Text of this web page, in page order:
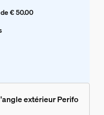
€ 50.00
extérieur Perifo